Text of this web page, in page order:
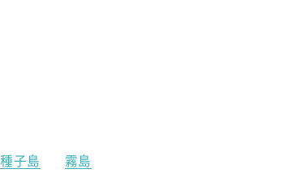
種子島 霧島